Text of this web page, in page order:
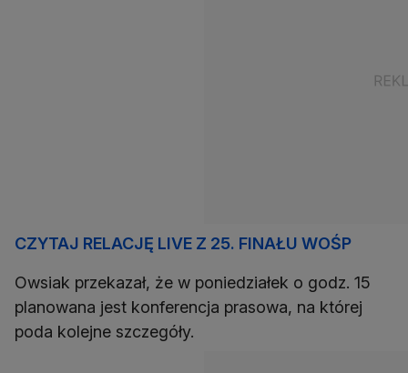
CZYTAJ RELACJĘ LIVE Z 25. FINAŁU WOŚP
Owsiak przekazał, że w poniedziałek o godz. 15
planowana jest konferencja prasowa, na której
poda kolejne szczegóły.